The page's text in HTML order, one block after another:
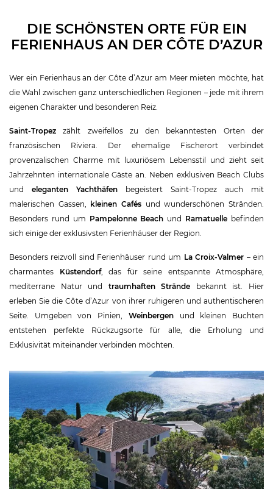
DIE SCHÖNSTEN ORTE FÜR EIN
FERIENHAUS AN DER CÔTE D’AZUR
Wer ein Ferienhaus an der Côte d’Azur am Meer mieten möchte, hat
die Wahl zwischen ganz unterschiedlichen Regionen – jede mit ihrem
eigenen Charakter und besonderen Reiz.
Saint-Tropez zählt zweifellos zu den bekanntesten Orten der
französischen Riviera. Der ehemalige Fischerort verbindet
provenzalischen Charme mit luxuriösem Lebensstil und zieht seit
Jahrzehnten internationale Gäste an. Neben exklusiven Beach Clubs
und eleganten Yachthäfen begeistert Saint-Tropez auch mit
malerischen Gassen, kleinen Cafés und wunderschönen Stränden.
Besonders rund um Pampelonne Beach und Ramatuelle befinden
sich einige der exklusivsten Ferienhäuser der Region.
Besonders reizvoll sind Ferienhäuser rund um La Croix-Valmer – ein
charmantes Küstendorf, das für seine entspannte Atmosphäre,
mediterrane Natur und traumhaften Strände bekannt ist. Hier
erleben Sie die Côte d’Azur von ihrer ruhigeren und authentischeren
Seite. Umgeben von Pinien, Weinbergenund kleinen Buchten
entstehen perfekte Rückzugsorte für alle, die Erholung und
Exklusivität miteinander verbinden möchten.